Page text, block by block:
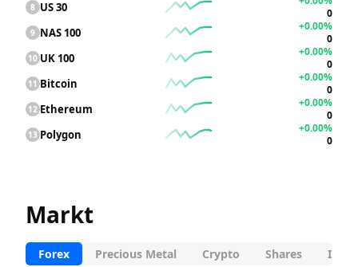
8 US 30
0
9 NAS 100
+0.00%
0
10 UK 100
+0.00%
0
11 Bitcoin
+0.00%
0
12 Ethereum
+0.00%
0
13 Polygon
+0.00%
0
Markt
Forex Precious Metal Crypto Shares